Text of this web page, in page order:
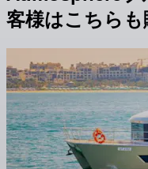
客様はこちら